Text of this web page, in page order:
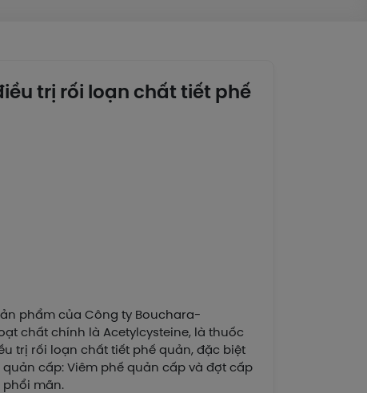
trị rối loạn chất tiết phế
phẩm của Công ty Bouchara-
chất chính là Acetylcysteine, là thuốc
trị rối loạn chất tiết phế quản, đặc biệt
cấp: Viêm phế quản cấp và đợt cấp
mãn.